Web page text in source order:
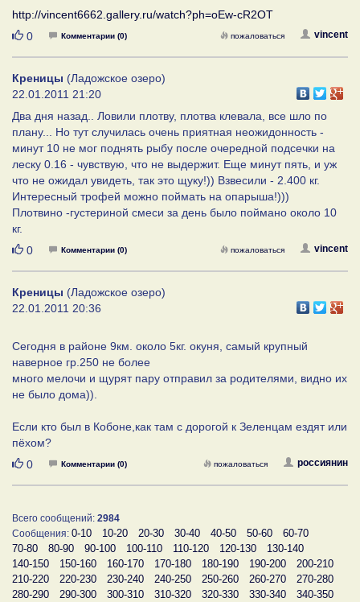
http://vincent6662.gallery.ru/watch?ph=oEw-cR2OT
Нравится
0 Комментарии (0) vincent
пожаловаться
Креницы (Ладожское озеро)
22.01.2011 21:20
Два дня назад.. Ловили плотву, плотва клевала, все шло по
плану... Но тут случилась очень приятная неожидонность -
минут 10 не мог поднять рыбу после очередной подсечки на
леску 0.16 - чувствую, что не выдержит. Еще минут пять, и уж
что не ожидал увидеть, так это щуку!)) Взвесили - 2.400 кг.
Интересный трофей можно поймать на опарыша!)))
Плотвино -густериной смеси за день было поймано около 10
кг.
Нравится
0 Комментарии (0) vincent
пожаловаться
Креницы (Ладожское озеро)
22.01.2011 20:36
Сегодня в районе 9км. около 5кг. окуня, самый крупный
наверное гр.250 не более
много мелочи и щурят пару отправил за родителями, видно их
не было дома)).
Если кто был в Кобоне,как там с дорогой к Зеленцам ездят или
пёхом?
Нравится
0 Комментарии (0) россиянин
пожаловаться
Всего сообщений: 2984
Сообщения: 0-10 10-20 20-30 30-40 40-50 50-60
60-70
70-80
80-90 90-100 100-110 110-120 120-130
130-140
140-150
150-160 160-170 170-180 180-190 190-200
200-210
210-220
220-230 230-240 240-250 250-260 260-270
270-280
280-290
290-300 300-310 310-320 320-330 330-340
340-350